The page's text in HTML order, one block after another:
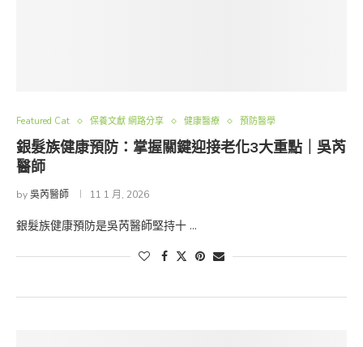
Featured Cat 保養文獻 網路分享 健康醫療 預防醫學
銀髮族健康預防：掌握關鍵迎接老化3大重點｜吳芮
醫師
by吳芮醫師 11 1 月, 2026
銀髮族健康預防是吳芮醫師堅持十 …